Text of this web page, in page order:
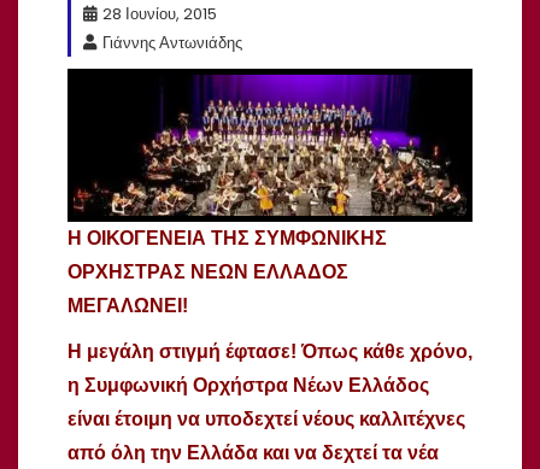
28 Ιουνίου, 2015
Γιάννης Αντωνιάδης
Η ΟΙΚΟΓΕΝΕΙΑ ΤΗΣ ΣΥΜΦΩΝΙΚΗΣ
ΟΡΧΗΣΤΡΑΣ ΝΕΩΝ ΕΛΛΑΔΟΣ
ΜΕΓΑΛΩΝΕΙ!
Η μεγάλη στιγμή έφτασε! Όπως κάθε χρόνο,
η Συμφωνική Ορχήστρα Νέων Ελλάδος
είναι έτοιμη να υποδεχτεί νέους καλλιτέχνες
από όλη την Ελλάδα και να δεχτεί τα νέα